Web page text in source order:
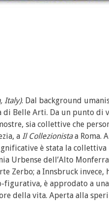
Italy). Dal background
di Belle Arti. Da un punto
sia collettive che
a Il Collezionistaa Roma.
è stata la collettiva
Urbense dell’Alto
Zerbo; a Innsbruck
figurativa, è approdato a
della vita. Aperta alla